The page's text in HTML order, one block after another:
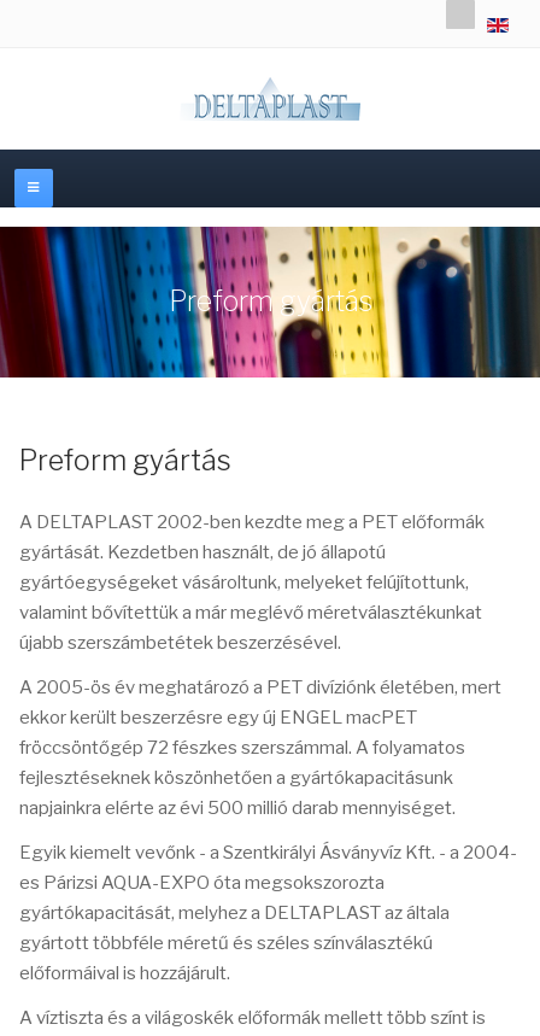
Preform gyártás
Preform gyártás
A DELTAPLAST 2002-ben kezdte meg a PET előformák
gyártását. Kezdetben használt, de jó állapotú
gyártóegységeket vásároltunk, melyeket felújítottunk,
valamint bővítettük a már meglévő méretválasztékunkat
újabb szerszámbetétek beszerzésével.
A 2005-ös év meghatározó a PET divíziónk életében, mert
ekkor került beszerzésre egy új ENGEL macPET
fröccsöntőgép 72 fészkes szerszámmal. A folyamatos
fejlesztéseknek köszönhetően a gyártókapacitásunk
napjainkra elérte az évi 500 millió darab mennyiséget.
Egyik kiemelt vevőnk - a Szentkirályi Ásványvíz Kft. - a 2004-
es Párizsi AQUA-EXPO óta megsokszorozta
gyártókapacitását, melyhez a DELTAPLAST az általa
gyártott többféle méretű és széles színválasztékú
előformáival is hozzájárult.
A víztiszta és a világoskék előformák mellett több színt is